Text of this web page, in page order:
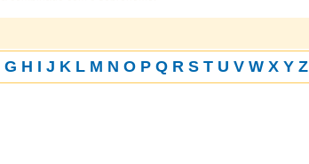
G H I J K L M N O P Q R S T U V W X Y Z